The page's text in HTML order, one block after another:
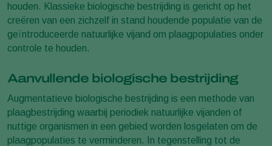
houden. Klassieke biologische bestrijding is gericht op het
creëren van een zichzelf in stand houdende populatie van de
geïntroduceerde natuurlijke vijand om plaagpopulaties onder
controle te houden.
Aanvullende biologische bestrijding
Augmentatieve biologische bestrijding is een methode van
plaagbestrijding waarbij periodiek natuurlijke vijanden of
nuttige organismen in een gebied worden losgelaten om de
plaagpopulaties te verminderen. In tegenstelling tot de